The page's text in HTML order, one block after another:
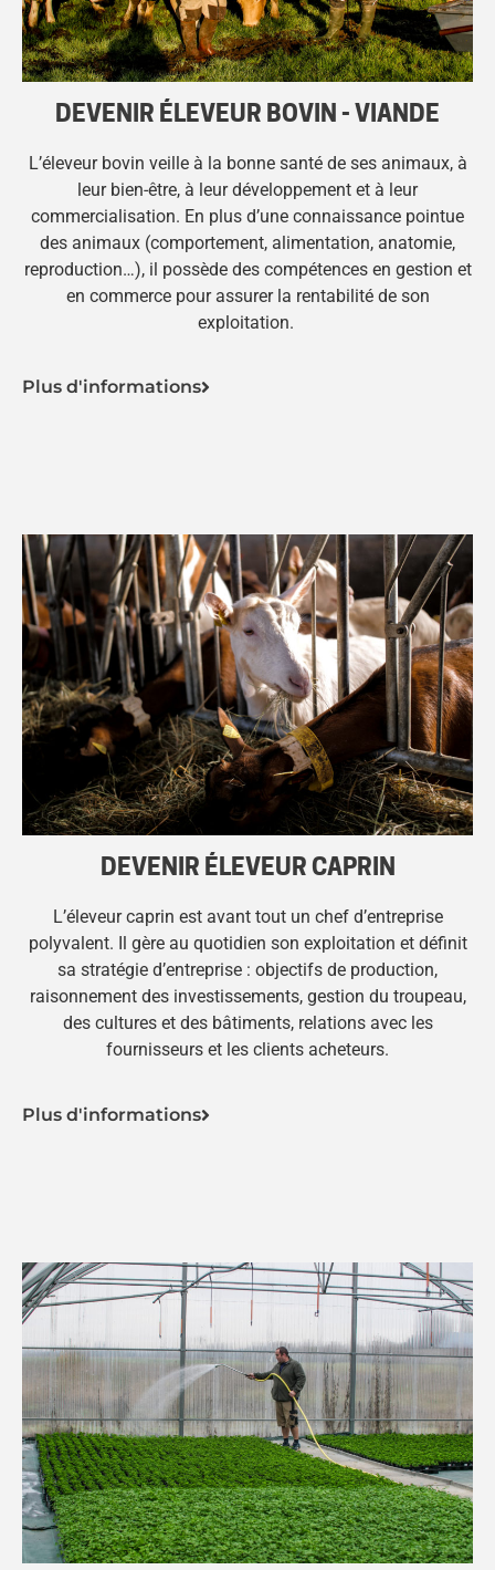
DEVENIR ÉLEVEUR BOVIN - VIANDE
L’éleveur bovin veille à la bonne santé de ses animaux, à
leur bien-être, à leur développement et à leur
commercialisation. En plus d’une connaissance pointue
des animaux (comportement, alimentation, anatomie,
reproduction…), il possède des compétences en gestion et
en commerce pour assurer la rentabilité de son
exploitation.
Plus d'informations
DEVENIR ÉLEVEUR CAPRIN
L’éleveur caprin est avant tout un chef d’entreprise
polyvalent. Il gère au quotidien son exploitation et définit
sa stratégie d’entreprise : objectifs de production,
raisonnement des investissements, gestion du troupeau,
des cultures et des bâtiments, relations avec les
fournisseurs et les clients acheteurs.
Plus d'informations